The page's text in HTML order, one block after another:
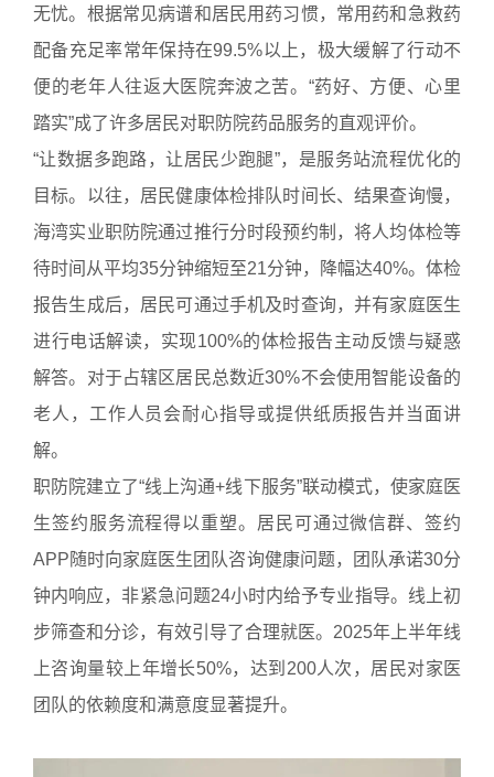
无忧。根据常见病谱和居民用药习惯，常用药和急救药
配备充足率常年保持在99.5%以上，极大缓解了行动不
便的老年人往返大医院奔波之苦。“药好、方便、心里
踏实”成了许多居民对职防院药品服务的直观评价。
“让数据多跑路，让居民少跑腿”，是服务站流程优化的
目标。以往，居民健康体检排队时间长、结果查询慢，
海湾实业职防院通过推行分时段预约制，将人均体检等
待时间从平均35分钟缩短至21分钟，降幅达40%。体检
报告生成后，居民可通过手机及时查询，并有家庭医生
进行电话解读，实现100%的体检报告主动反馈与疑惑
解答。对于占辖区居民总数近30%不会使用智能设备的
老人，工作人员会耐心指导或提供纸质报告并当面讲
解。
职防院建立了“线上沟通+线下服务”联动模式，使家庭医
生签约服务流程得以重塑。居民可通过微信群、签约
APP随时向家庭医生团队咨询健康问题，团队承诺30分
钟内响应，非紧急问题24小时内给予专业指导。线上初
步筛查和分诊，有效引导了合理就医。2025年上半年线
上咨询量较上年增长50%，达到200人次，居民对家医
团队的依赖度和满意度显著提升。